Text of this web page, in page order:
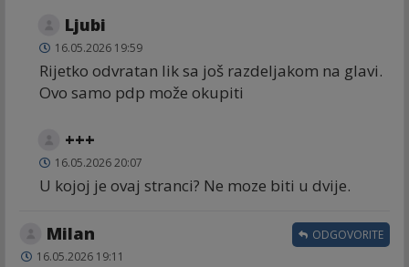
Ljubi
16.05.2026 19:59
Rijetko odvratan lik sa još razdeljakom na glavi.
Ovo samo pdp može okupiti
+++
16.05.2026 20:07
U kojoj je ovaj stranci? Ne moze biti u dvije.
Milan
16.05.2026 19:11
ODGOVORITE